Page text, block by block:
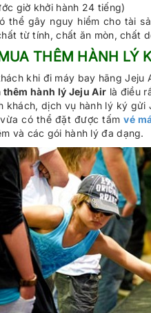
giờ khởi hành 24 tiếng)
thể gây nguy hiểm cho tài
từ tính, chất ăn mòn, chất
THÊM HÀNH LÝ
khi đi máy bay hãng
thêm hành lý Jeju Air là điều
khách, dịch vụ hành lý ký gửi
có thể đặt được tấmvé
và các gói hành lý đa dạng.